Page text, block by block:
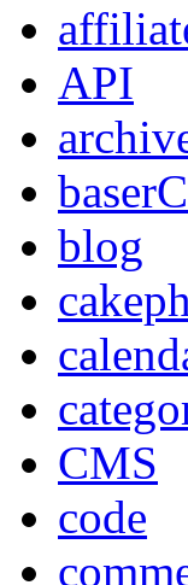
API
blog
CMS
code